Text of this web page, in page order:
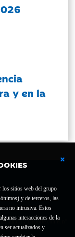
los sitios web del grupo
y de terceros, las
no intrusiva. Estos
interacciones de la
ser actualizados y
y en la
Cultura y Deporte con el nº